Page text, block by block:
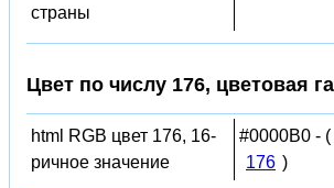
страны
Цвет по числу 176, цветовая
html RGB цвет 176, 16-
ричное значение
#0000B0 - (
176 )